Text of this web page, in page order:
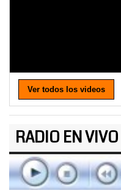
Ver todos los videos
RADIO EN VIVO